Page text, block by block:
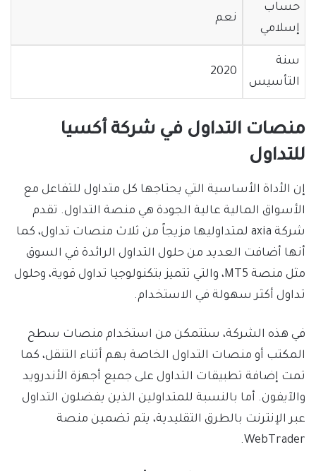
حساب
إسلامي
نعم
سنة
التأسيس
2020
منصات التداول في شركة أكسيا
للتداول
إن الأداة الأساسية التي يحتاجها كل متداول للتفاعل مع
الأسواق المالية عالية الجودة هي منصة التداول. تقدم
شركة axia لمتداوليها مزيجاً من ثلاث منصات تداول، كما
أنها أضافت العديد من حلول التداول الرائدة في السوق
مثل منصة MT5، والتي تتميز بتكنولوجيا تداول قوية، وحلول
تداول أكثر سهولة في الاستخدام.
في هذه الشركة، ستتمكن من استخدام منصات سطح
المكتب أو منصات التداول الخاصة بهم أثناء التنقل، كما
تمت إضافة تطبيقات التداول على جميع أجهزة الأندرويد
والآيفون. أما بالنسبة للمتداولين الذين يفضلون التداول
عبر الإنترنت بالطرق التقليدية، يتم تضمين منصة
WebTrader.